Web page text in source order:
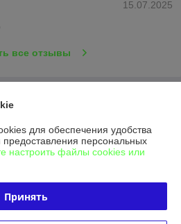
15.07.2025
все отзывы
для обеспечения удобства
предоставления персональных
настроить файлы cookies или
Принять